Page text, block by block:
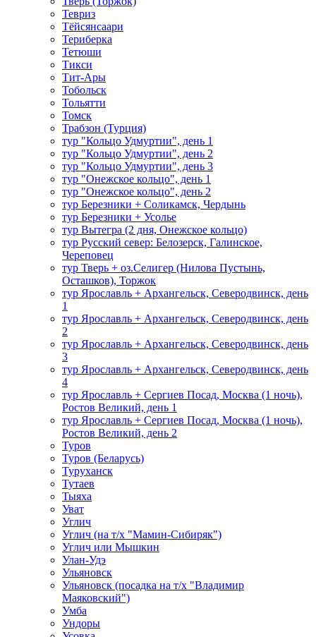
Тевриз
Тёйсянсаари
Териберка
Тетюши
Тикси
Тит-Ары
Тобольск
Тольятти
Томск
Трабзон (Турция)
тур "Кольцо Удмуртии", день 1
тур "Кольцо Удмуртии", день 2
тур "Кольцо Удмуртии", день 3
тур "Онежское кольцо", день 1
тур "Онежское кольцо", день 2
тур Березники + Соликамск, Чердынь
тур Березники + Усолье
тур Вытегра (2 дня, Онежское кольцо)
тур Русский север: Белозерск, Галинское,
Череповец
тур Тверь + оз.Селигер (Нилова Пустынь,
Осташков), Торжок
тур Ярославль + Архангельск, Северодвинск, день
1
тур Ярославль + Архангельск, Северодвинск, день
2
тур Ярославль + Архангельск, Северодвинск, день
3
тур Ярославль + Архангельск, Северодвинск, день
4
тур Ярославль + Сергиев Посад, Москва (1 ночь),
Ростов Великий, день 1
тур Ярославль + Сергиев Посад, Москва (1 ночь),
Ростов Великий, день 2
Туров
Туров (Беларусь)
Туруханск
Тутаев
Тыяха
Уват
Углич
Углич (на т/х "Мамин-Сибиряк")
Углич или Мышкин
Улан-Удэ
Ульяновск
Ульяновск (посадка на т/х "Владимир
Маяковский")
Умба
Ундоры